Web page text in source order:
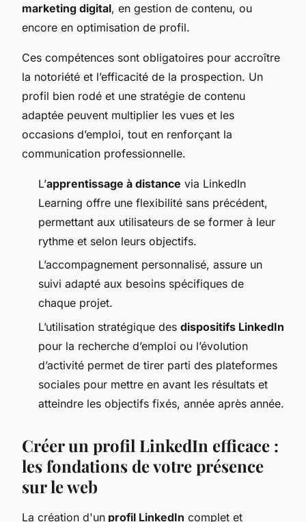
marketing digital, en gestion de contenu, ou
encore en optimisation de profil.
Ces compétences sont obligatoires pour accroître
la notoriété et l’efficacité de la prospection. Un
profil bien rodé et une stratégie de contenu
adaptée peuvent multiplier les vues et les
occasions d’emploi, tout en renforçant la
communication professionnelle.
L’apprentissage à distance via LinkedIn
Learning offre une flexibilité sans précédent,
permettant aux utilisateurs de se former à leur
rythme et selon leurs objectifs.
L’accompagnement personnalisé, assure un
suivi adapté aux besoins spécifiques de
chaque projet.
L’utilisation stratégique des dispositifs LinkedIn
pour la recherche d’emploi ou l’évolution
d’activité permet de tirer parti des plateformes
sociales pour mettre en avant les résultats et
atteindre les objectifs fixés, année après année.
Créer un profil LinkedIn efficace :
les fondations de votre présence
sur le web
La création d'un profil LinkedIn complet et